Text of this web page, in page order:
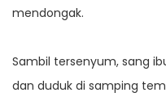
mendongak.
Sambil tersenyum, sang
dan duduk di samping